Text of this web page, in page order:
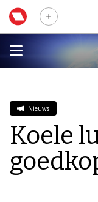
Nieuws
Koele